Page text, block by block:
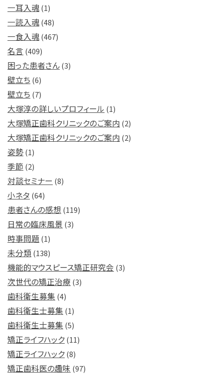
一耳入魂(1)
一読入魂(48)
一食入魂(467)
名言 (409)
困った患者さん(3)
壁立ち (6)
壁立ち (7)
大塚淳の詳しいプロフィール (1)
大塚矯正歯科クリニックのご案内 (2)
大塚矯正歯科クリニックのご案内 (2)
姿勢(1)
季節 (2)
対談セミナー (8)
小ネタ (64)
患者さんの感想 (119)
日常の臨床風景 (3)
時事問題 (1)
未分類(138)
機能的マウスピース矯正研究会 (3)
次世代の矯正治療 (3)
歯科衛生募集 (4)
歯科衛生士募集 (1)
歯科衛生士募集 (5)
矯正ライフハック(11)
矯正ライフハック(8)
矯正歯科医の趣味 (97)